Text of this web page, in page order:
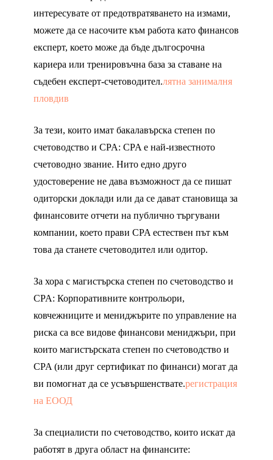
интересувате от предотвратяването на измами,
можете да се насочите към работа като финансов
експерт, което може да бъде дългосрочна
кариера или тренировъчна база за ставане на
съдебен експерт-счетоводител.лятна занималня
пловдив
За тези, които имат бакалавърска степен по
счетоводство и CPA: CPA е най-известното
счетоводно звание. Нито едно друго
удостоверение не дава възможност да се пишат
одиторски доклади или да се дават становища за
финансовите отчети на публично търгувани
компании, което прави CPA естествен път към
това да станете счетоводител или одитор.
За хора с магистърска степен по счетоводство и
CPA: Корпоративните контрольори,
ковчежниците и мениджърите по управление на
риска са все видове финансови мениджъри, при
които магистърската степен по счетоводство и
CPA (или друг сертификат по финанси) могат да
ви помогнат да се усъвършенствате.регистрация
на ЕООД
За специалисти по счетоводство, които искат да
работят в друга област на финансите: